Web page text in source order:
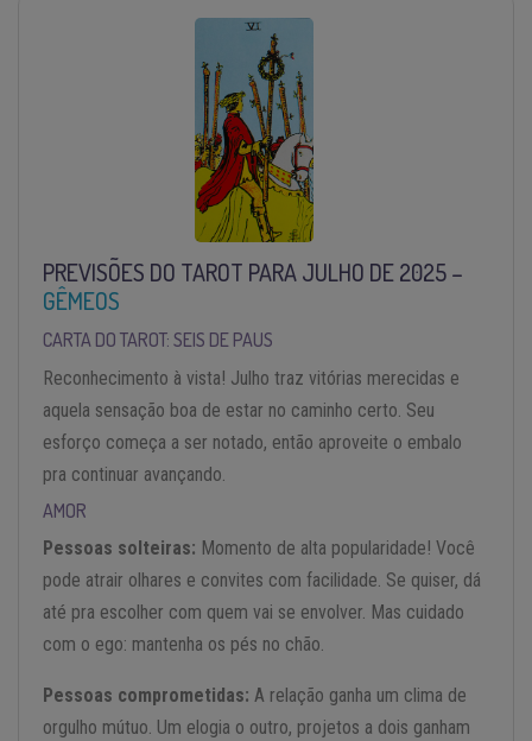
PREVISÕES DO TAROT PARA JULHO DE 2025 –
GÊMEOS
CARTA DO TAROT: SEIS DE PAUS
Reconhecimento à vista! Julho traz vitórias merecidas e
aquela sensação boa de estar no caminho certo. Seu
esforço começa a ser notado, então aproveite o embalo
pra continuar avançando.
AMOR
Pessoas solteiras: Momento de alta popularidade! Você
pode atrair olhares e convites com facilidade. Se quiser, dá
até pra escolher com quem vai se envolver. Mas cuidado
com o ego: mantenha os pés no chão.
Pessoas comprometidas: A relação ganha um clima de
orgulho mútuo. Um elogia o outro, projetos a dois ganham